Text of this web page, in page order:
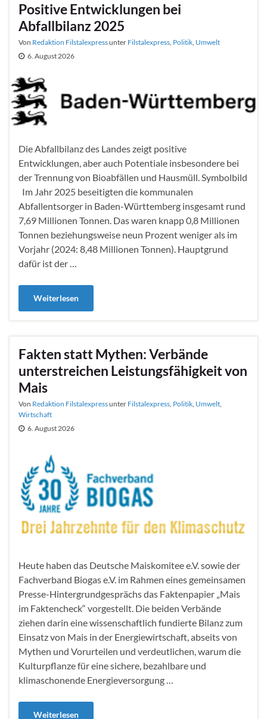
Positive Entwicklungen bei
Abfallbilanz 2025
Von Redaktion Filstalexpressunter Filstalexpress, Politik, Umwelt
6. August 2026
Die Abfallbilanz des Landes zeigt positive
Entwicklungen, aber auch Potentiale insbesondere bei
der Trennung von Bioabfällen und Hausmüll. Symbolbild
Im Jahr 2025 beseitigten die kommunalen
Abfallentsorger in Baden-Württemberg insgesamt rund
7,69 Millionen Tonnen. Das waren knapp 0,8 Millionen
Tonnen beziehungsweise neun Prozent weniger als im
Vorjahr (2024: 8,48 Millionen Tonnen). Hauptgrund
dafür ist der …
Weiterlesen
Fakten statt Mythen: Verbände
unterstreichen Leistungsfähigkeit von
Mais
Von Redaktion Filstalexpressunter Filstalexpress Politik Umwelt
Wirtschaft
6. August 2026
Heute haben das Deutsche Maiskomitee e.V. sowie der
Fachverband Biogas e.V. im Rahmen eines gemeinsamen
Presse-Hintergrundgesprächs das Faktenpapier „Mais
im Faktencheck“ vorgestellt. Die beiden Verbände
ziehen darin eine wissenschaftlich fundierte Bilanz zum
Einsatz von Mais in der Energiewirtschaft, abseits von
Mythen und Vorurteilen und verdeutlichen, warum die
Kulturpflanze für eine sichere, bezahlbare und
klimaschonende Energieversorgung …
Weiterlesen